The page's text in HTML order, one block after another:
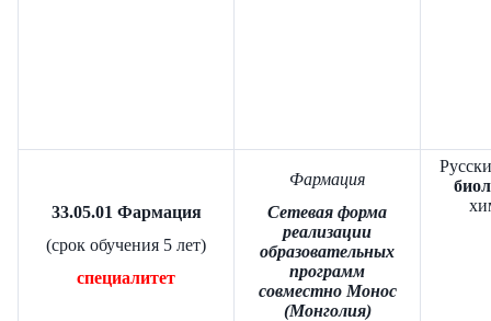
33.05.01 Фармация
(срок обучения 5 лет)
специалитет
Фармация
Сетевая форма
реализации
образовательных
программ
совместно Монос
(Монголия)